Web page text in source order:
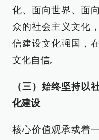
化、面向世界、面
众的社会主义文化
信建设文化强国，
文化自信。
（三）始终坚持以
化建设
核心价值观承载着